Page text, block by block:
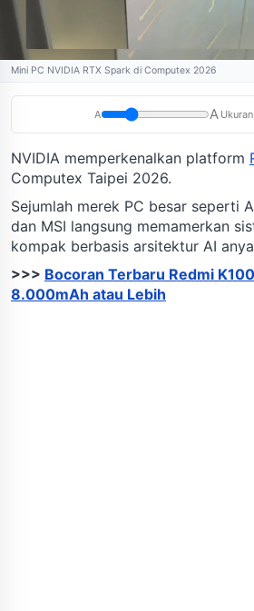
Mini PC NVIDIA RTX Spark di Computex 2026
A A
NVIDIA memperkenalkan platform
Computex Taipei 2026.
Sejumlah merek PC besar seperti
dan MSI langsung memamerkan
kompak berbasis arsitektur AI
>>> Bocoran Terbaru Redmi
8.000mAh atau Lebih